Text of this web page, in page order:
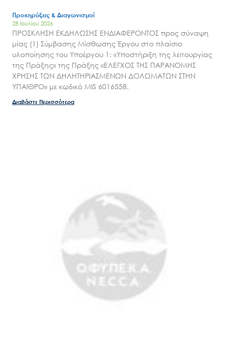
Προκηρύξεις & Διαγωνισμοί
28 Ιουλίου 2026
ΠΡΟΣΚΛΗΣΗ ΕΚΔΗΛΩΣΗΣ ΕΝΔΙΑΦΕΡΟΝΤΟΣ προς σύναψη
μίας (1) Σύμβασης Μίσθωσης Έργου στο πλαίσιο
υλοποίησης του Υποέργου 1: «Υποστήριξη της λειτουργίας
της Πράξης» της Πράξης «ΕΛΕΓΧΟΣ ΤΗΣ ΠΑΡΑΝΟΜΗΣ
ΧΡΗΣΗΣ ΤΩΝ ΔΗΛΗΤΗΡΙΑΣΜΕΝΩΝ ΔΟΛΩΜΑΤΩΝ ΣΤΗΝ
ΥΠΑΙΘΡΟ» με κωδικό MIS 6016558.
Διαβάστε Περισσότερα